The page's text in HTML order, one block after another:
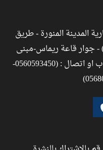
المدينة المنورة - طريق
- جوار قاعة ريماس-مبنى
مدار المملكة للأعمال للتواصل واتساب او اتصال : (0560593450-